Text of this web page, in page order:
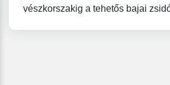
vészkorszakig a tehetős bajai